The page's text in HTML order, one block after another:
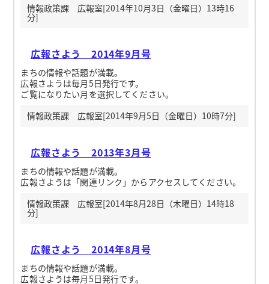
情報政策課 広報室[2014年10月3日（金曜日）13時16
分]
広報さよう 2014年9月号
まちの情報や話題が満載。
広報さようは毎月5日発行です。
ご覧になりたい月を選択してください。
情報政策課 広報室[2014年9月5日（金曜日）10時7分]
広報さよう 2013年3月号
まちの情報や話題が満載。
広報さようは「関連リンク」からアクセスしてください。
情報政策課 広報室[2014年8月28日（木曜日）14時18
分]
広報さよう 2014年8月号
まちの情報や話題が満載。
広報さようは毎月5日発行です。